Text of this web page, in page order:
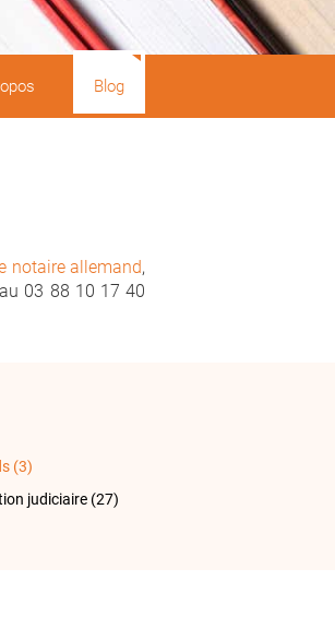
Blog
notaire allemand,
03 88 10 17 40
(3)
judiciaire (27)